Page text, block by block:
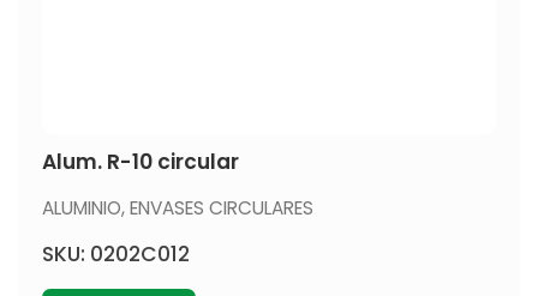
Alum. R-10 circular
ALUMINIO,ENVASES CIRCULARES
SKU: 0202C012